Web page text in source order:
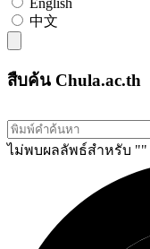
中文
สืบค้น Chula.ac.th
ไม่พบผลลัพธ์สำหรับ ""